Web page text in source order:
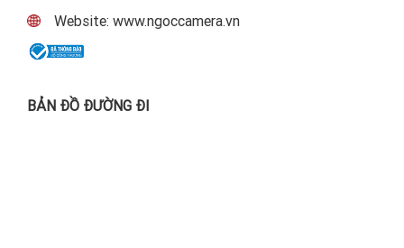
Website: www.ngoccamera.vn
BẢN ĐỒ ĐƯỜNG ĐI